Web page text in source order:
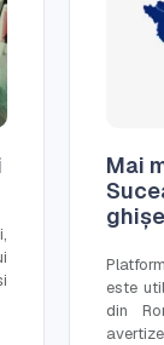
Mai
este
din